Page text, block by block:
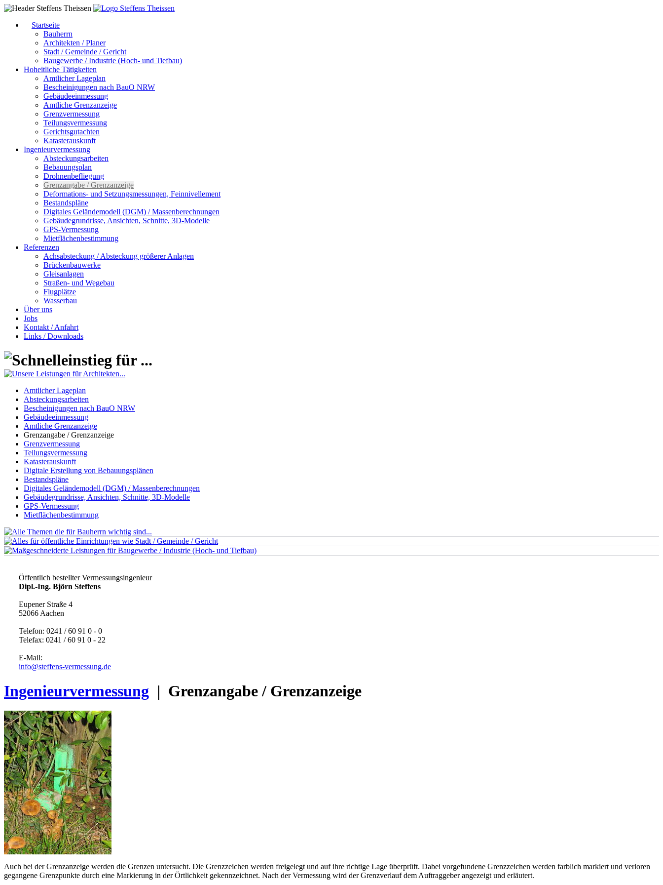
Startseite
Bauherrn
Architekten / Planer
Stadt / Gemeinde / Gericht
Baugewerbe / Industrie (Hoch- und Tiefbau)
Hoheitliche Tätigkeiten
Amtlicher Lageplan
Bescheinigungen nach BauO NRW
Gebäudeeinmessung
Amtliche Grenzanzeige
Grenzvermessung
Teilungsvermessung
Gerichtsgutachten
Katasterauskunft
Ingenieurvermessung
Absteckungsarbeiten
Bebauungsplan
Drohnenbefliegung
Grenzangabe / Grenzanzeige
Deformations- und Setzungsmessungen, Feinnivellement
Bestandspläne
Digitales Geländemodell (DGM) / Massenberechnungen
Gebäudegrundrisse, Ansichten, Schnitte, 3D-Modelle
GPS-Vermessung
Mietflächenbestimmung
Referenzen
Achsabsteckung / Absteckung größerer Anlagen
Brückenbauwerke
Gleisanlagen
Straßen- und Wegebau
Flugplätze
Wasserbau
Über uns
Jobs
Kontakt / Anfahrt
Links / Downloads
Amtlicher Lageplan
Absteckungsarbeiten
Bescheinigungen nach BauO NRW
Gebäudeeinmessung
Amtliche Grenzanzeige
Grenzangabe / Grenzanzeige
Grenzvermessung
Teilungsvermessung
Katasterauskunft
Digitale Erstellung von Bebauungsplänen
Bestandspläne
Digitales Geländemodell (DGM) / Massenberechnungen
Gebäudegrundrisse, Ansichten, Schnitte, 3D-Modelle
GPS-Vermessung
Mietflächenbestimmung
Öffentlich bestellter Vermessungsingenieur
Dipl.-Ing. Björn Steffens
Eupener Straße 4
52066 Aachen
Telefon: 0241 / 60 91 0 - 0
Telefax: 0241 / 60 91 0 - 22
E-Mail:
info@steffens-vermessung.de
Ingenieurvermessung | Grenzangabe / Grenzanzeige
Auch bei der Grenzanzeige werden die Grenzen untersucht. Die Grenzzeichen werden freigelegt und auf ihre richtige Lage überprüft. Dabei vorgefundene Grenzzeichen werden farblich markiert und verloren
gegangene Grenzpunkte durch eine Markierung in der Örtlichkeit gekennzeichnet. Nach der Vermessung wird der Grenzverlauf dem Auftraggeber angezeigt und erläutert.